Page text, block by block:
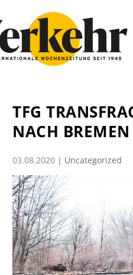
TFG
NACH BREMEN
03.08.2020 | Uncategorized